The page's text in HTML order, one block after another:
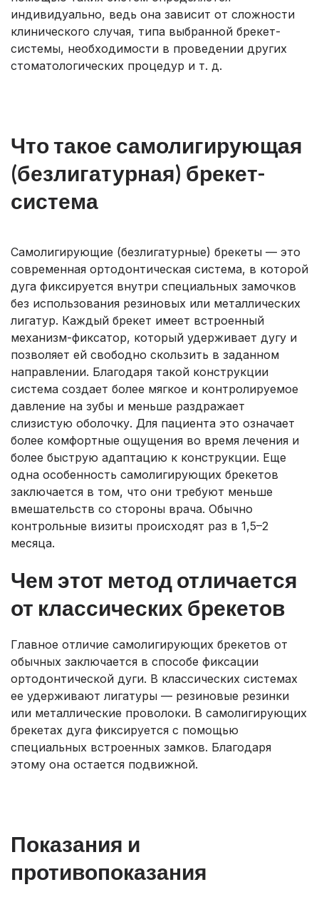
индивидуально, ведь она зависит от сложности
клинического случая, типа выбранной брекет-
системы, необходимости в проведении других
стоматологических процедур и т. д.
Что такое самолигирующая
(безлигатурная) брекет-
система
Самолигирующие (безлигатурные) брекеты — это
современная ортодонтическая система, в которой
дуга фиксируется внутри специальных замочков
без использования резиновых или металлических
лигатур. Каждый брекет имеет встроенный
механизм-фиксатор, который удерживает дугу и
позволяет ей свободно скользить в заданном
направлении. Благодаря такой конструкции
система создает более мягкое и контролируемое
давление на зубы и меньше раздражает
слизистую оболочку. Для пациента это означает
более комфортные ощущения во время лечения и
более быструю адаптацию к конструкции. Еще
одна особенность самолигирующих брекетов
заключается в том, что они требуют меньше
вмешательств со стороны врача. Обычно
контрольные визиты происходят раз в 1,5–2
месяца.
Чем этот метод отличается
от классических брекетов
Главное отличие самолигирующих брекетов от
обычных заключается в способе фиксации
ортодонтической дуги. В классических системах
ее удерживают лигатуры — резиновые резинки
или металлические проволоки. В самолигирующих
брекетах дуга фиксируется с помощью
специальных встроенных замков. Благодаря
этому она остается подвижной.
Показания и
противопоказания